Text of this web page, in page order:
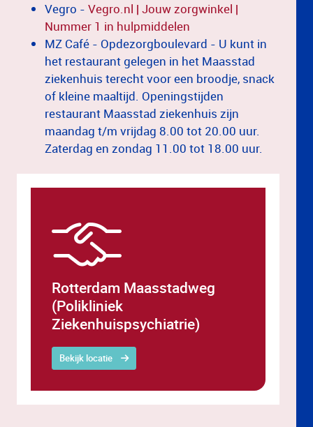
Vegro - Vegro.nl | Jouw zorgwinkel |
Nummer 1 in hulpmiddelen
MZ Café - Opdezorgboulevard - U kunt in
het restaurant gelegen in het Maasstad
ziekenhuis terecht voor een broodje, snack
of kleine maaltijd. Openingstijden
restaurant Maasstad ziekenhuis zijn
maandag t/m vrijdag 8.00 tot 20.00 uur.
Zaterdag en zondag 11.00 tot 18.00 uur.
Rotterdam Maasstadweg
(Polikliniek
Ziekenhuispsychiatrie)
Bekijk locatie